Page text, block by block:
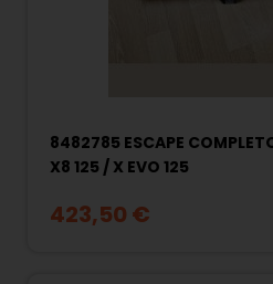
8482785 ESCAPE
X8 125 / X EVO 125
423,50 €